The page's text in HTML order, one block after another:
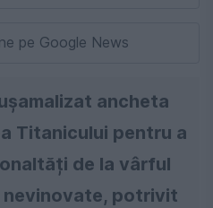
pe Google News
ancheta
Titanicului pentru a
de la vârful
nevinovate, potrivit